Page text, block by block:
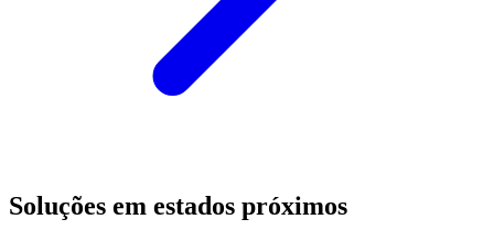
Soluções em estados próximos